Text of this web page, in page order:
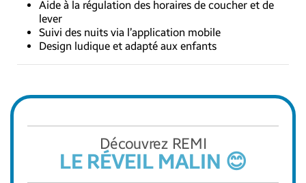
Aide à la régulation des horaires de coucher et de
lever
Suivi des nuits via l’application mobile
Design ludique et adapté aux enfants
Découvrez REMI
LE RÉVEIL MALIN 😊